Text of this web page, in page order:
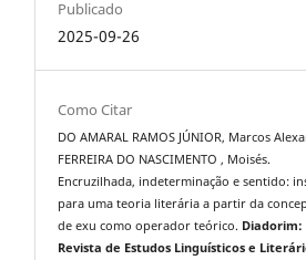
Publicado
2025-09-26
Como Citar
DO AMARAL RAMOS JÚNIOR, Marcos
FERREIRA DO NASCIMENTO , Moisés.
Encruzilhada, indeterminação e sentido:
para uma teoria literária a partir da
de exu como operador teórico. Diadorim:
Revista de Estudos Linguísticos e